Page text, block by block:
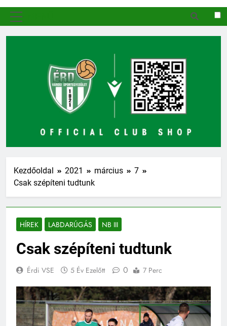
Kezdőoldal 2021 március
7
Csak szépíteni tudtunk
HÍREK LABDARÚGÁS NB III
Csak szépíteni tudtunk
Érdi VSE 5 Év Ezelőtt 0 7 Perc